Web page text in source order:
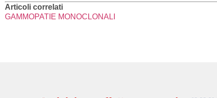
Articoli correlati
GAMMOPATIE MONOCLONALI